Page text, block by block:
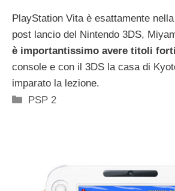
PlayStation Vita è esattamente
post lancio del Nintendo 3DS,
è importantissimo avere titoli
console e con il 3DS la casa di
imparato la lezione.
Categorie
PSP 2